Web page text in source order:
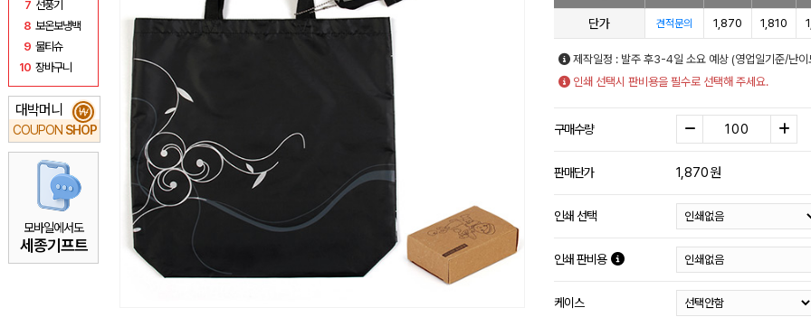
7 선풍기
8 보온보냉백
9 물티슈
10 장바구니
대박머니
COUPON SHOP
₩
모바일에서도
세종기프트
단가 견적문의 1,870 1,810
제작일정 : 발주 후3-4일 소요 예상 (영업일기준/난이
인쇄 선택시 판비용을 필수로 선택해 주세요.
구매수량
판매단가 1,870원
인쇄 선택
인쇄 판비용
케이스